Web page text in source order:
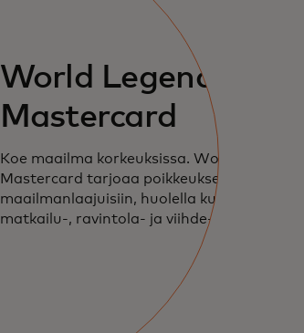
World Legend
Mastercard
Koe maailma korkeuksissa. World Legend
Mastercard tarjoaa poikkeuksellisen pääsyn
maailmanlaajuisiin, huolella kuratoituihin
matkailu-, ravintola- ja viihde-etuihin.